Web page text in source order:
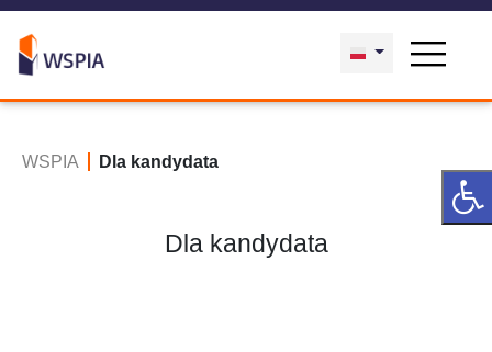
WSPIA Dla kandydata
Dla kandydata